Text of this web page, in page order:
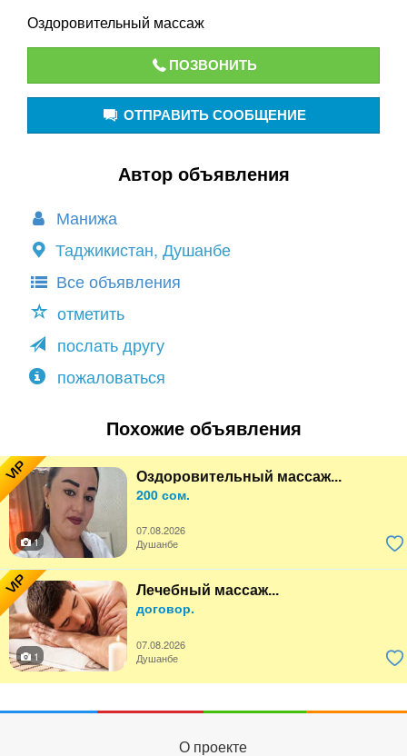
Оздоровительный массаж
ПОЗВОНИТЬ
ОТПРАВИТЬ СООБЩЕНИЕ
Автор объявления
Манижа
Таджикистан, Душанбе
Все объявления
отметить
послать другу
пожаловаться
Похожие объявления
VIP Оздоровительный массаж...
200 сом.
07.08.2026
1
Душанбе
VIP Лечебный массаж...
договор.
07.08.2026
1
Душанбе
О проекте